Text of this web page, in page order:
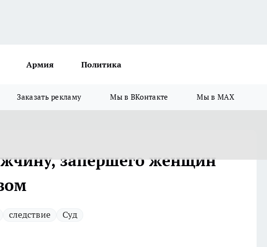
Армия Политика
Заказать рекламу Мы в ВКонтакте Мы в MAX
запершего женщин
следствие Суд